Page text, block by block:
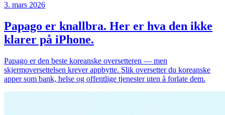
3. mars 2026
Papago er knallbra. Her er hva den ikke
klarer på iPhone.
Papago er den beste koreanske oversetteren — men
skjermoversettelsen krever appbytte. Slik oversetter du koreanske
apper som bank, helse og offentlige tjenester uten å forlate dem.